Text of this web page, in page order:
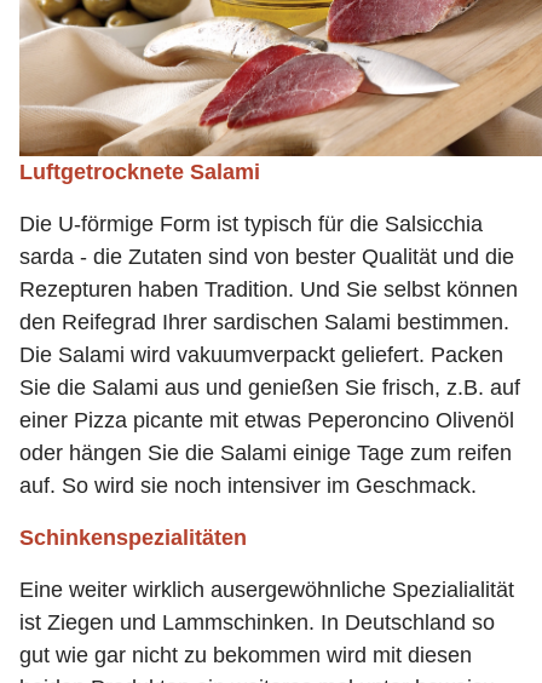
Luftgetrocknete Salami
Die U-förmige Form ist typisch für die Salsicchia
sarda - die Zutaten sind von bester Qualität und die
Rezepturen haben Tradition. Und Sie selbst können
den Reifegrad Ihrer sardischen Salami bestimmen.
Die Salami wird vakuumverpackt geliefert. Packen
Sie die Salami aus und genießen Sie frisch, z.B. auf
einer Pizza picante mit etwas Peperoncino Olivenöl
oder hängen Sie die Salami einige Tage zum reifen
auf. So wird sie noch intensiver im Geschmack.
Schinkenspezialitäten
Eine weiter wirklich ausergewöhnliche Spezialialität
ist Ziegen und Lammschinken. In Deutschland so
gut wie gar nicht zu bekommen wird mit diesen